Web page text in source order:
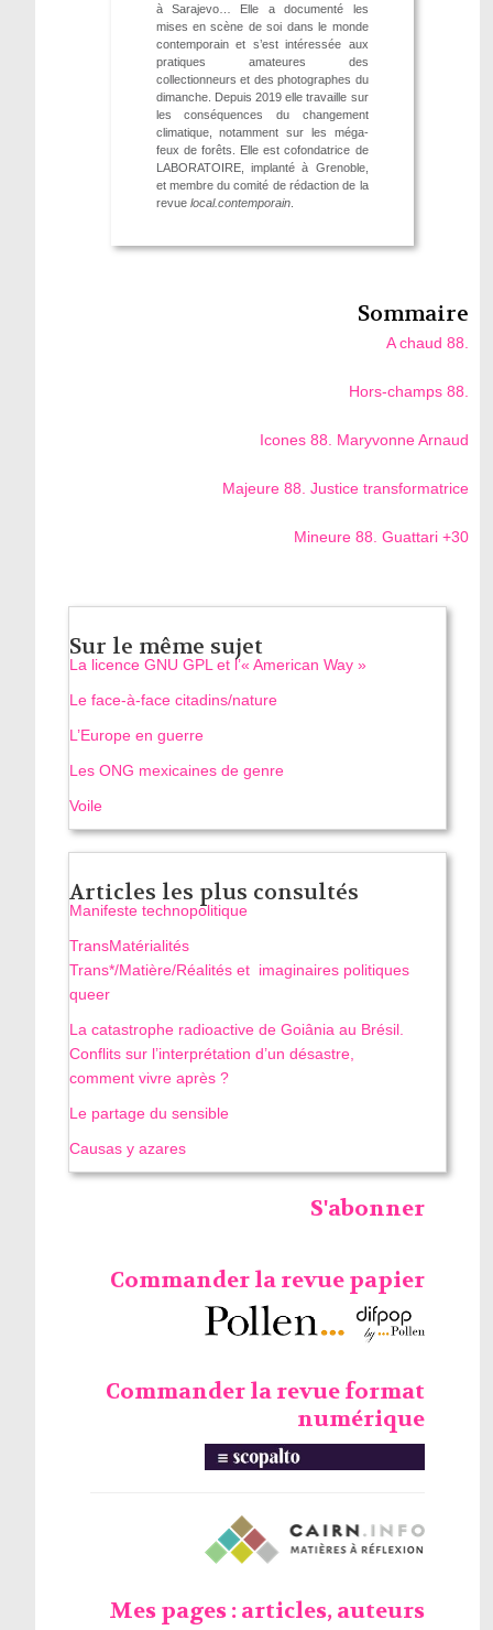
à Sarajevo… Elle a documenté les
mises en scène de soi dans le monde
contemporain et s’est intéressée aux
pratiques amateures des
collectionneurs et des photographes du
dimanche. Depuis 2019 elle travaille sur
les conséquences du changement
climatique, notamment sur les méga-
feux de forêts. Elle est cofondatrice de
LABORATOIRE, implanté à Grenoble,
et membre du comité de rédaction de la
revue local.contemporain.
Sommaire
A chaud 88.
Hors-champs 88.
Icones 88. Maryvonne Arnaud
Majeure 88. Justice transformatrice
Mineure 88. Guattari +30
Sur le même sujet
La licence GNU GPL et l’« American Way »
Le face-à-face citadins/nature
L’Europe en guerre
Les ONG mexicaines de genre
Voile
Articles les plus consultés
Manifeste technopolitique
TransMatérialités
Trans*/Matière/Réalités et imaginaires politiques
queer
La catastrophe radioactive de Goiânia au Brésil.
Conflits sur l’interprétation d’un désastre,
comment vivre après ?
Le partage du sensible
Causas y azares
S'abonner
Commander la revue papier
Commander la revue format
numérique
Mes pages : articles, auteurs